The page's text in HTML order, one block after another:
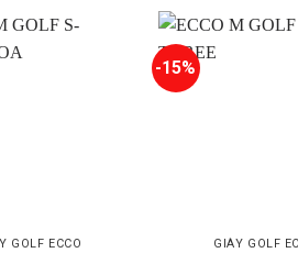
GOLF ECCO
-15%
GIÀY GOLF